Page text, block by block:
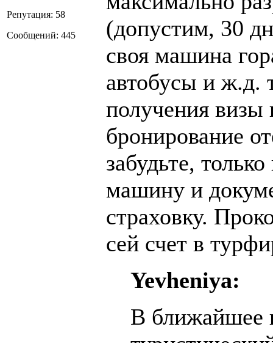
Репутация: 58
Сообщений: 445
(допустим, 30
своя машина
автобусы и ж.д.
получения визы
бронирование
забудьте,
машину и
страховку.
сей счет в
Yevheniya:
В ближайшее